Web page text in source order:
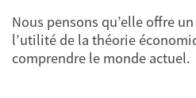
Nous pensons qu’elle offre
l’utilité de la théorie
comprendre le monde actuel.